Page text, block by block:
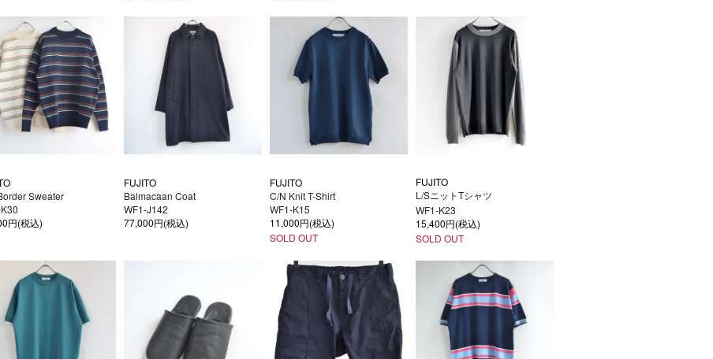
Sweater
円(税込)
FUJITO
Balmacaan Coat
WF1-J142
77,000円(税込)
FUJITO
C/N Knit T-Shirt
WF1-K15
11,000円(税込)
SOLD OUT
FUJITO
L/SニットTシャツ
WF1-K23
15,400円(税込)
SOLD OUT